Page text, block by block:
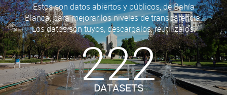
Estos son datos abiertos y públicos, de Bahía
Blanca, para mejorar los niveles de transparencia.
Los datos son tuyos, descargalos, reutilizalos.
222
DATASETS